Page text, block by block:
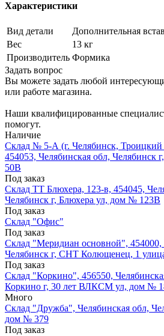
Характеристики
Вид детали
Дополнительная
Вес
13 кг
Производитель Формика
Задать вопрос
Вы можете задать любой
или работе магазина.
Наши квалифицированные
помогут.
Наличие
Склад № 5-А (г. Челябинск,
454053, Челябинская обл, Челябинск
50В
Под заказ
Склад ТТ Блюхера, 123-в, 454045,
Челябинск г, Блюхера ул, дом № 123В
Под заказ
Склад "Офис"
Под заказ
Склад "Меридиан основной", 454000,
Челябинск г, СНТ Колющенец, 1
Под заказ
Склад "Коркино", 456550,
Коркино г, 30 лет ВЛКСМ ул, дом №
Много
Склад "Дружба", Челябинская обл,
дом № 379
Под заказ